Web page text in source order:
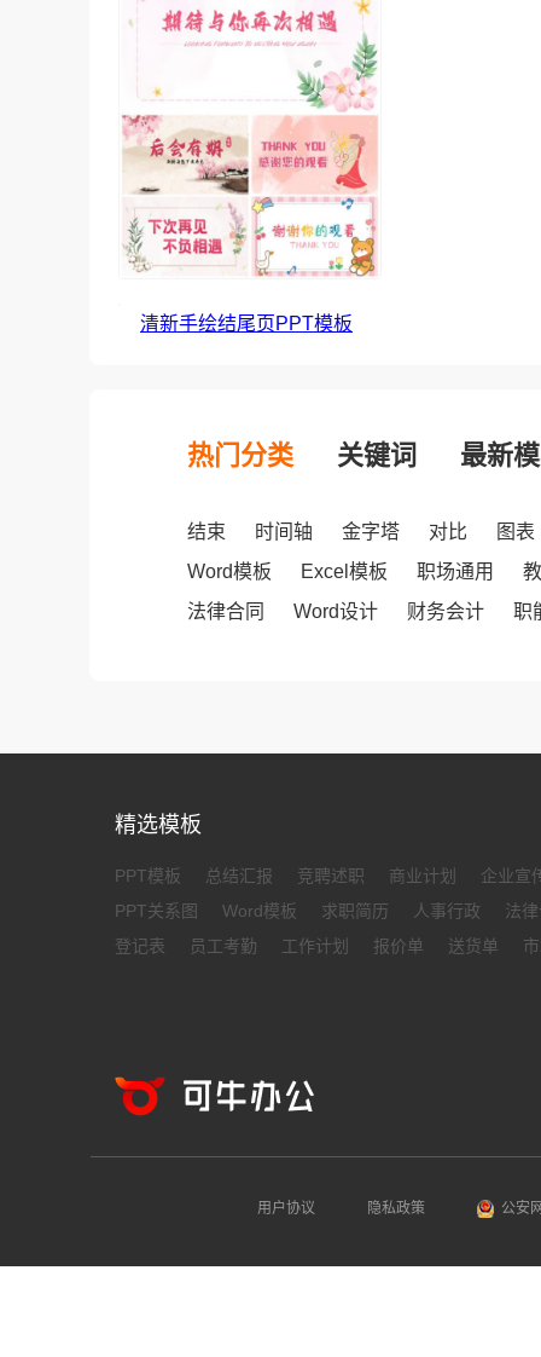
清新手绘结尾页PPT模板
热门分类 关键词 最新
结束 时间轴 金字塔 对比
图表
Word模板
Excel模板 职场通用
法律合同
Word设计 财务会计 职
精选模板
PPT模板 总结汇报 竞聘述职 商业计划
企业宣
PPT关系图
Word模板 求职简历 人事行政
法
登记表
员工考勤 工作计划 报价单 送货单
用户协议 隐私政策 公安